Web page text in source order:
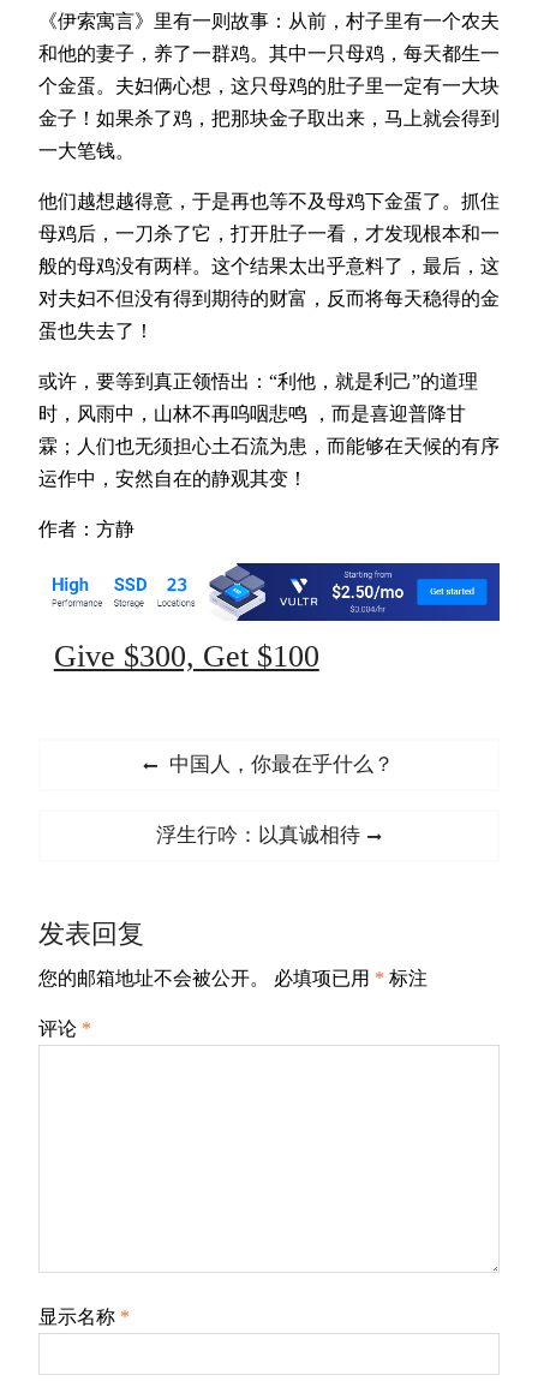
《伊索寓言》里有一则故事：从前，村子里有一个农夫
和他的妻子，养了一群鸡。其中一只母鸡，每天都生一
个金蛋。夫妇俩心想，这只母鸡的肚子里一定有一大块
金子！如果杀了鸡，把那块金子取出来，马上就会得到
一大笔钱。
他们越想越得意，于是再也等不及母鸡下金蛋了。抓住
母鸡后，一刀杀了它，打开肚子一看，才发现根本和一
般的母鸡没有两样。这个结果太出乎意料了，最后，这
对夫妇不但没有得到期待的财富，反而将每天稳得的金
蛋也失去了！
或许，要等到真正领悟出：“利他，就是利己”的道理
时，风雨中，山林不再呜咽悲鸣 ，而是喜迎普降甘
霖；人们也无须担心土石流为患，而能够在天候的有序
运作中，安然自在的静观其变！
作者：方静
Give $300, Get $100
Previous
中国人，你最在乎什么？
Next
浮生行吟：以真诚相待
发表回复
您的邮箱地址不会被公开。 必填项已用 * 标注
评论 *
显示名称 *